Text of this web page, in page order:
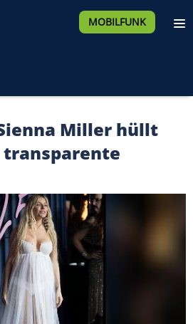
MOBILFUNK
Miller hüllt
transparente